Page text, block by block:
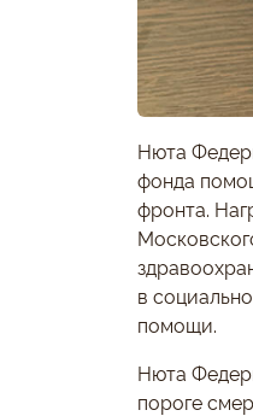
Нюта
фонда
фронта.
в
помощи.
Нюта
пороге